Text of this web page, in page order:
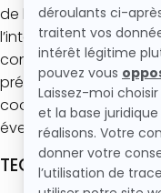
de la présente
l’internaute dès leur
conséquent que
présente politique de
cookies afin de
éventuelles
TECHNIQUE